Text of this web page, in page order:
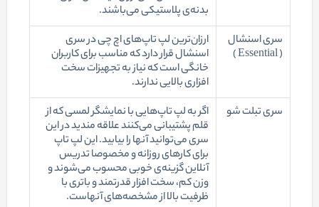
بدنه‌ی پلاستیکی می‌باشند.
سری اسنشال
( Essential )
ارزان‌ترین لپ تاپ‌های اچ چی در سری
اسنشال قرار دارد که مناسب برای کاربران
خانگی است که نیاز به تجهیزات سخت
افزاری بالایی ندارند.
سری تبلت شو
اگر به لپ تاپ‌هایی با نمایشگر لمسی که از
قلم پشتیبانی می‌کنند علاقه مندید در این
سری می‌توانید آنها را بیابید. این لپ تاپ
برای کارهای روزانه و مخصوصا تدریس
آنلاین گزینه‌ی خوبی محسوب می‌شوند و
وزن کم، سخت افزار قدرتمند و باتری با
ظرفیت بالا از مشخصه‌های آنهاست.